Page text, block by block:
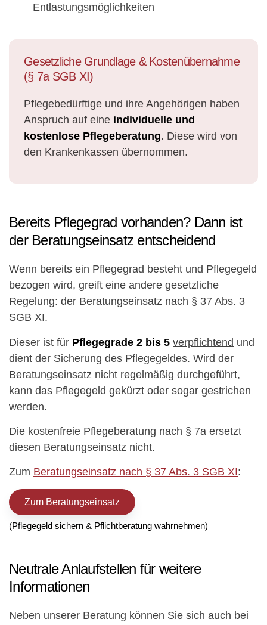
Entlastungsmöglichkeiten
Gesetzliche Grundlage & Kostenübernahme
(§ 7a SGB XI)
Pflegebedürftige und ihre Angehörigen haben
Anspruch auf eine individuelle und
kostenlose Pflegeberatung. Diese wird von
den Krankenkassen übernommen.
Bereits Pflegegrad vorhanden? Dann ist
der Beratungseinsatz entscheidend
Wenn bereits ein Pflegegrad besteht und Pflegegeld
bezogen wird, greift eine andere gesetzliche
Regelung: der Beratungseinsatz nach § 37 Abs. 3
SGB XI.
Dieser ist für Pflegegrade 2 bis 5 verpflichtend und
dient der Sicherung des Pflegegeldes. Wird der
Beratungseinsatz nicht regelmäßig durchgeführt,
kann das Pflegegeld gekürzt oder sogar gestrichen
werden.
Die kostenfreie Pflegeberatung nach § 7a ersetzt
diesen Beratungseinsatz nicht.
Zum Beratungseinsatz nach § 37 Abs. 3 SGB XI:
Zum Beratungseinsatz
(Pflegegeld sichern & Pflichtberatung wahrnehmen)
Neutrale Anlaufstellen für weitere
Informationen
Neben unserer Beratung können Sie sich auch bei